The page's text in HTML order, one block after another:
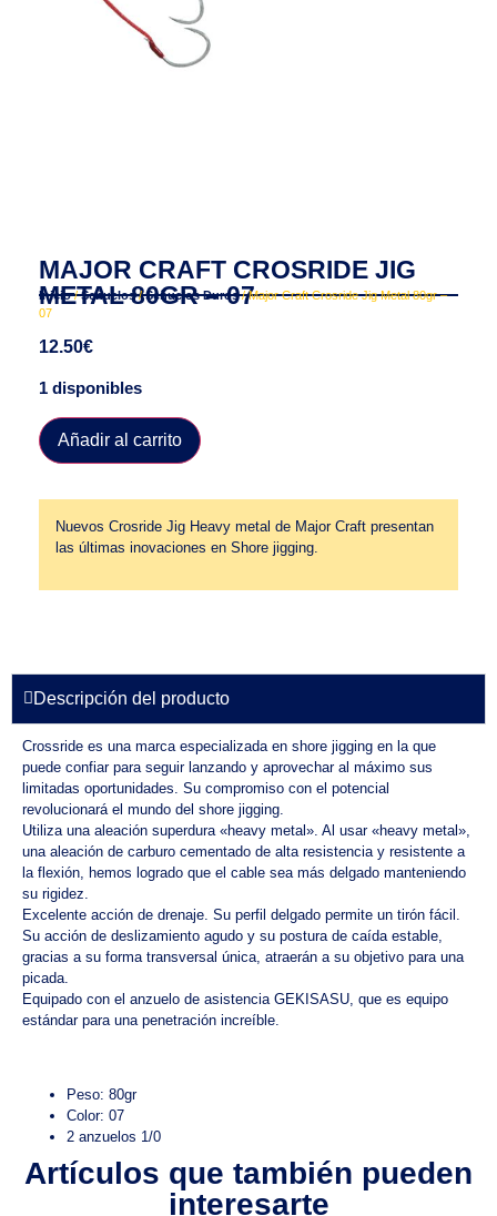
MAJOR CRAFT CROSRIDE JIG
METAL 80GR – 07
Inicio/Señuelos/Señuelos Duros/ Major Craft Crosride Jig Metal 80gr –
07
12.50€
1 disponibles
Añadir al carrito
Nuevos Crosride Jig Heavy metal de Major Craft presentan
las últimas inovaciones en Shore jigging.
Descripción del producto
Crossride es una marca especializada en shore jigging en la que
puede confiar para seguir lanzando y aprovechar al máximo sus
limitadas oportunidades. Su compromiso con el potencial
revolucionará el mundo del shore jigging.
Utiliza una aleación superdura «heavy metal». Al usar «heavy metal»,
una aleación de carburo cementado de alta resistencia y resistente a
la flexión, hemos logrado que el cable sea más delgado manteniendo
su rigidez.
Excelente acción de drenaje. Su perfil delgado permite un tirón fácil.
Su acción de deslizamiento agudo y su postura de caída estable,
gracias a su forma transversal única, atraerán a su objetivo para una
picada.
Equipado con el anzuelo de asistencia GEKISASU, que es equipo
estándar para una penetración increíble.
Peso: 80gr
Color: 07
2 anzuelos 1/0
Artículos que también pueden
interesarte